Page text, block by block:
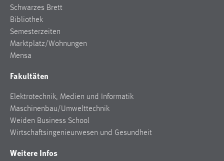
Schwarzes Brett
Bibliothek
Semesterzeiten
Marktplatz/Wohnungen
Mensa
Fakultäten
Elektrotechnik, Medien und Informatik
Maschinenbau/Umwelttechnik
Weiden Business School
Wirtschaftsingenieurwesen und Gesundheit
Weitere Infos